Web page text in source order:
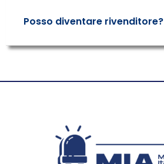
Posso diventare rivenditore?